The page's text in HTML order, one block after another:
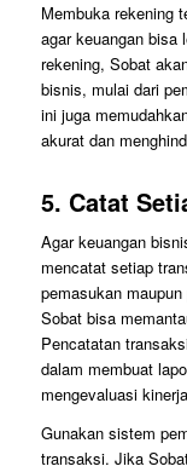
Membuka rekening
agar keuangan bisa
rekening, Sobat
bisnis, mulai dari
ini juga
akurat dan
5. Catat
Agar keuangan
mencatat setiap
pemasukan
Sobat bisa
Pencatatan
dalam membuat
mengevaluasi
Gunakan sistem
transaksi. Jika